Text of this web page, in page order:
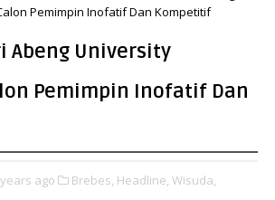
Pemimpin Inofatif Dan Kompetitif
Abeng University
Pemimpin Inofatif Dan
ago Brebes, Headline, Wisuda,